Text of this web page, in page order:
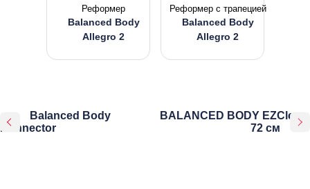
Реформер
Balanced Body
Allegro 2
Реформер с трапецией
Balanced Body
Allegro 2
Balanced Body
Konnector
BALANCED BODY EZClean,
72 см